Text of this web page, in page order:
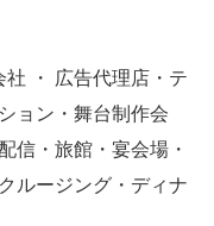
・ 広告代理店・テ
ョン・舞台制作会
信・旅館・宴会場・
ルージング・ディナ